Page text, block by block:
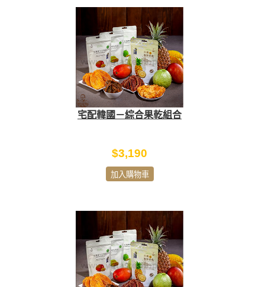
宅配韓國－綜合果乾組合
$3,190
加入購物車